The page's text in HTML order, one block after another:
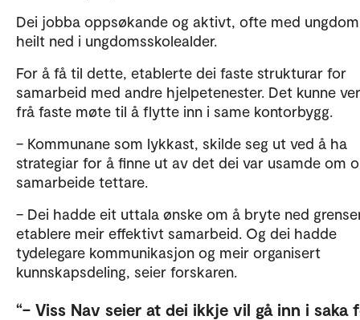
Dei jobba oppsøkande og aktivt, ofte med
heilt ned i ungdomsskolealder.
For å få til dette, etablerte dei faste strukturar for
samarbeid med andre hjelpetenester. Det kunne
frå faste møte til å flytte inn i same kontorbygg.
– Kommunane som lykkast, skilde seg ut ved å ha
strategiar for å finne ut av det dei var usamde om
samarbeide tettare.
– Dei hadde eit uttala ønske om å bryte ned
etablere meir effektivt samarbeid. Og dei hadde
tydelegare kommunikasjon og meir organisert
kunnskapsdeling, seier forskaren.
– Viss Nav seier at dei ikkje vil gå inn i saka